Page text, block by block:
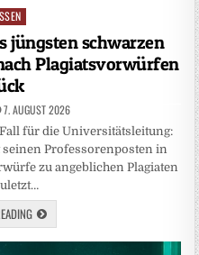
jüngsten schwarzen
Plagiatsvorwürfen
7. AUGUST 2026
für die Universitätsleitung:
seinen Professorenposten in
zu angeblichen Plagiaten